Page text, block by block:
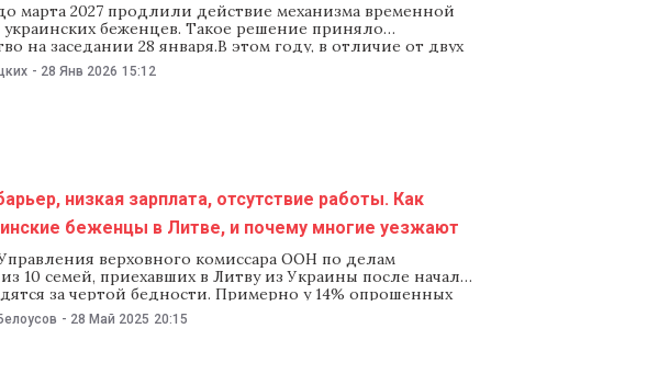
марта 2027 продлили действие механизма временной
беженцев. Такое решение приняло
на заседании 28 января.В этом году, в отличие от двух
беженцы должны с 1 февраля по 30 апреля в
формате подать заявление о продлении статуса
- 28 Янв 2026 15:12
низкая зарплата, отсутствие работы. Как
беженцы в Литве, и почему многие уезжают
верховного комиссара ООН по делам
10 семей, приехавших в Литву из Украины после начала
за чертой бедности. Примерно у 14% опрошенных
на продукты питания, а 2% домохозяйств были
к заработкам несовершеннолетних детей. В
- 28 Май 2025 20:15